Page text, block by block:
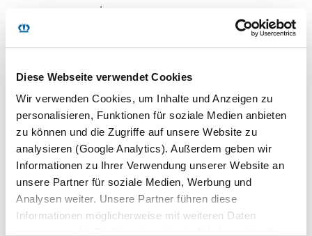
Diese Webseite verwendet Cookies
Wir verwenden Cookies, um Inhalte und Anzeigen zu
personalisieren, Funktionen für soziale Medien anbieten
zu können und die Zugriffe auf unsere Website zu
analysieren (Google Analytics). Außerdem geben wir
Informationen zu Ihrer Verwendung unserer Website an
unsere Partner für soziale Medien, Werbung und
Analysen weiter. Unsere Partner führen diese
Informationen möglicherweise mit weiteren Daten
LANKSTESNĖS „SUPPLY CHAIN“
STRUKTŪROS IR PAPRASTESNĖ DARBO
nepriklausomą telematikos platformą, todėl paprasta
vienu metu naudotis net keliomis telematikos sistemomis
- taip galime stebėti daug daugiau puspriekabės
parametrų.
Nepriklausomai nuo puspriekabės tipo, gamintojo arba
sumontuotos telematikos sistemos, vartotojas turi savo
individualią prieigą ir gali matyti visus duomenis.